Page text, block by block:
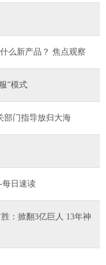
么新产品？ 焦点观察
”模式
部门指导放归大海
每日速读
：掀翻3亿巨人 13年神